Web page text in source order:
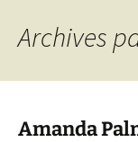
Archives
Amanda